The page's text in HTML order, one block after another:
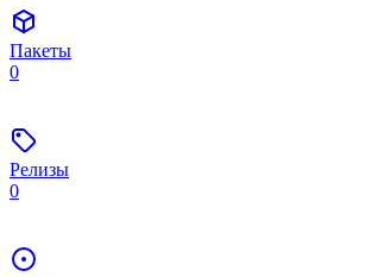
Пакеты
0
Релизы
0